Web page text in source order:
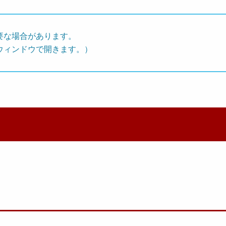
場合があります。
ィンドウで開きます。）